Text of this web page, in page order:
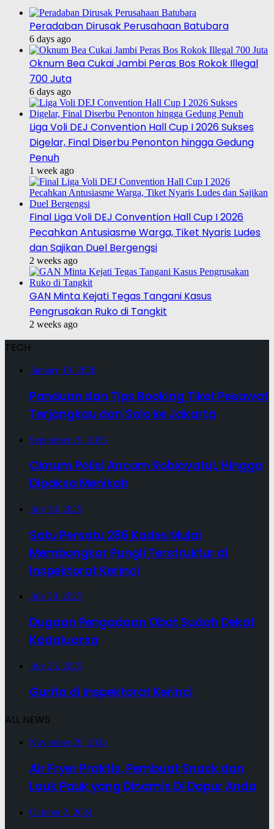
Peradaban Dirusak Perusahaan Batubara
6 days ago
Oknum Bea Cukai Jambi Peras Bos Rokok Illegal
700 Juta
6 days ago
Liga Voli DEJ Convention Hall Cup I 2026 Sukses
Digelar, Final Diserbu Penonton hingga Gedung
Penuh
1 week ago
Final Liga Voli DEJ Convention Hall Cup I 2026
Pecahkan Antusiasme Warga, Tiket Nyaris Ludes
dan Sajikan Duel Bergengsi
2 weeks ago
GAN Minta Kejati Tegas Tangani Kasus
Pengrusakan Ruko di Tangkit
2 weeks ago
TECH
January 19, 2026
Panduan dan Tips Booking Tiket Pesawat
Terjangkau dari Solo ke Jakarta
September 19, 2025
Oknum Polisi Ancam Robiayatul, Hingga
Dipaksa Menikah
July 30, 2025
Satu Persatu 286 Kades Mulai
Membongkar Pungli Terstruktur di
Inspektorat Kerinci
July 29, 2025
Dugaan Pengadaan Obat Sudah Dekat
Kadaluarsa
July 25, 2025
Gurita di Inspektorat Kerinci
ALL NEWS
November 29, 2024
Air Fryer Praktis, Pembuat Snack dan
Lauk Pauk yang Dinamis Di Dapur Anda
October 2, 2024